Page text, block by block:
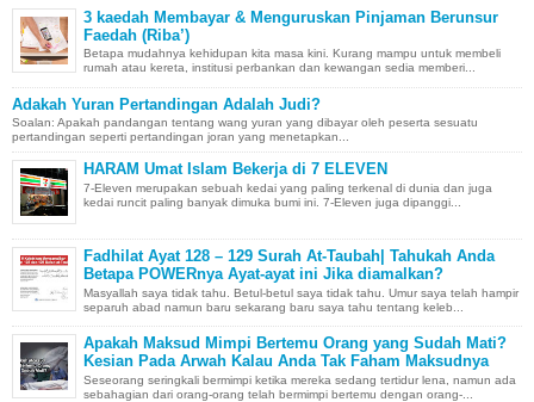
3 kaedah Membayar & Menguruskan Pinjaman Berunsur
Faedah (Riba’)
Betapa mudahnya kehidupan kita masa kini. Kurang mampu untuk membeli
rumah atau kereta, institusi perbankan dan kewangan sedia memberi...
Adakah Yuran Pertandingan Adalah Judi?
Soalan: Apakah pandangan tentang wang yuran yang dibayar oleh peserta sesuatu
pertandingan seperti pertandingan joran yang menetapkan...
HARAM Umat Islam Bekerja di 7 ELEVEN
7-Eleven merupakan sebuah kedai yang paling terkenal di dunia dan juga
kedai runcit paling banyak dimuka bumi ini. 7-Eleven juga dipanggi...
Fadhilat Ayat 128 – 129 Surah At-Taubah| Tahukah Anda
Betapa POWERnya Ayat-ayat ini Jika diamalkan?
Masyallah saya tidak tahu. Betul-betul saya tidak tahu. Umur saya telah hampir
separuh abad namun baru sekarang baru saya tahu tentang keleb...
Apakah Maksud Mimpi Bertemu Orang yang Sudah Mati?
Kesian Pada Arwah Kalau Anda Tak Faham Maksudnya
Seseorang seringkali bermimpi ketika mereka sedang tertidur lena, namun ada
sebahagian dari orang-orang telah bermimpi bertemu dengan orang-...